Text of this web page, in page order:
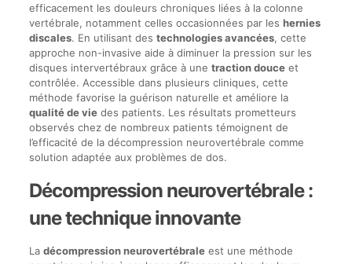
efficacement les douleurs chroniques liées à la colonne
vertébrale, notamment celles occasionnées par les hernies
discales. En utilisant des technologies avancées, cette
approche non-invasive aide à diminuer la pression sur les
disques intervertébraux grâce à une traction douceet
contrôlée. Accessible dans plusieurs cliniques, cette
méthode favorise la guérison naturelle et améliore la
qualité de viedes patients. Les résultats prometteurs
observés chez de nombreux patients témoignent de
l’efficacité de la décompression neurovertébrale comme
solution adaptée aux problèmes de dos.
Décompression neurovertébrale :
une technique innovante
La décompression neurovertébraleest une méthode